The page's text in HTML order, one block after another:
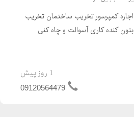
اجاره کمپرسور تخریب ساختمان تخریب
بتون کنده کاری آسوالت و چاه کنی
1 روز پیش
09120564479